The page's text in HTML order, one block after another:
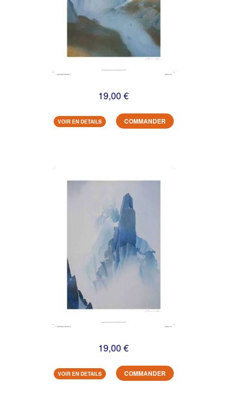
19,00 €
VOIR EN DETAILS COMMANDER
19,00 €
VOIR EN DETAILS COMMANDER